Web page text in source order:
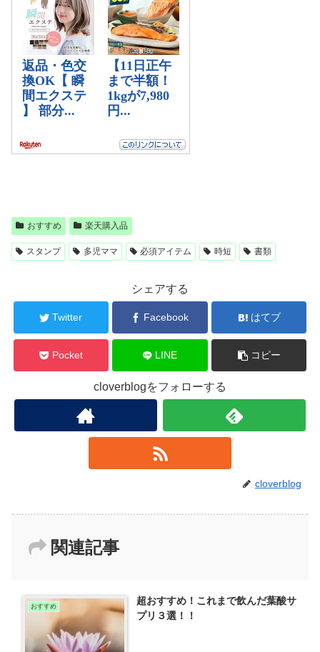
おすすめ 楽天購入品
スタンプ 多児ママ 必須アイテム 時短 書類
シェアする
Twitter Facebook はてブ
Pocket LINE コピー
cloverblogをフォローする
cloverblog
関連記事
おすすめ
超おすすめ！これまで飲んだ葉酸サ
プリ３選！！